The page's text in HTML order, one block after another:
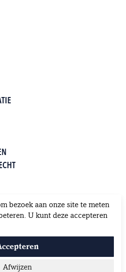
bezoek aan onze site te meten
U kunt deze accepteren
Afwijzen